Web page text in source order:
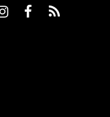
Instagram
Facebook
RSS